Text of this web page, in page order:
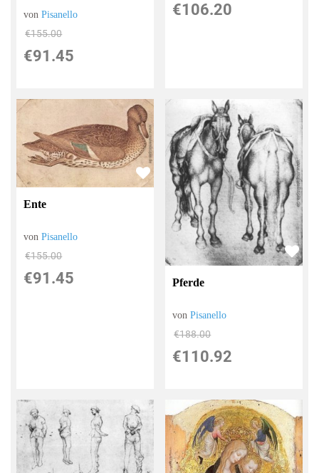
vonPisanello
€155.00
€91.45
€106.20
Ente
vonPisanello
€155.00
€91.45 Pferde
vonPisanello
€188.00
€110.92